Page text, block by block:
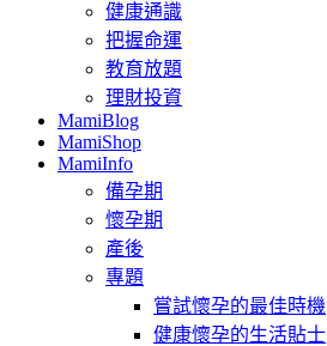
健康通識
把握命運
教育放題
理財投資
MamiBlog
MamiShop
MamiInfo
備孕期
懷孕期
產後
專題
嘗試懷孕的最佳時機
健康懷孕的生活貼士